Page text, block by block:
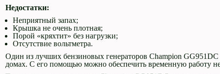
Недостатки:
Неприятный запах;
Крышка не очень плотная;
Порой «кряхтит» без нагрузки;
Отсутствие вольтметра.
Один из лучших бензиновых генераторов Champion
домах. С его помощью можно обеспечить временную работу